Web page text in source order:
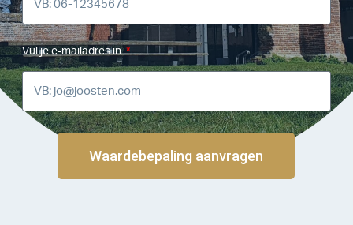
Vul je e-mailadres in
Waardebepaling aanvragen